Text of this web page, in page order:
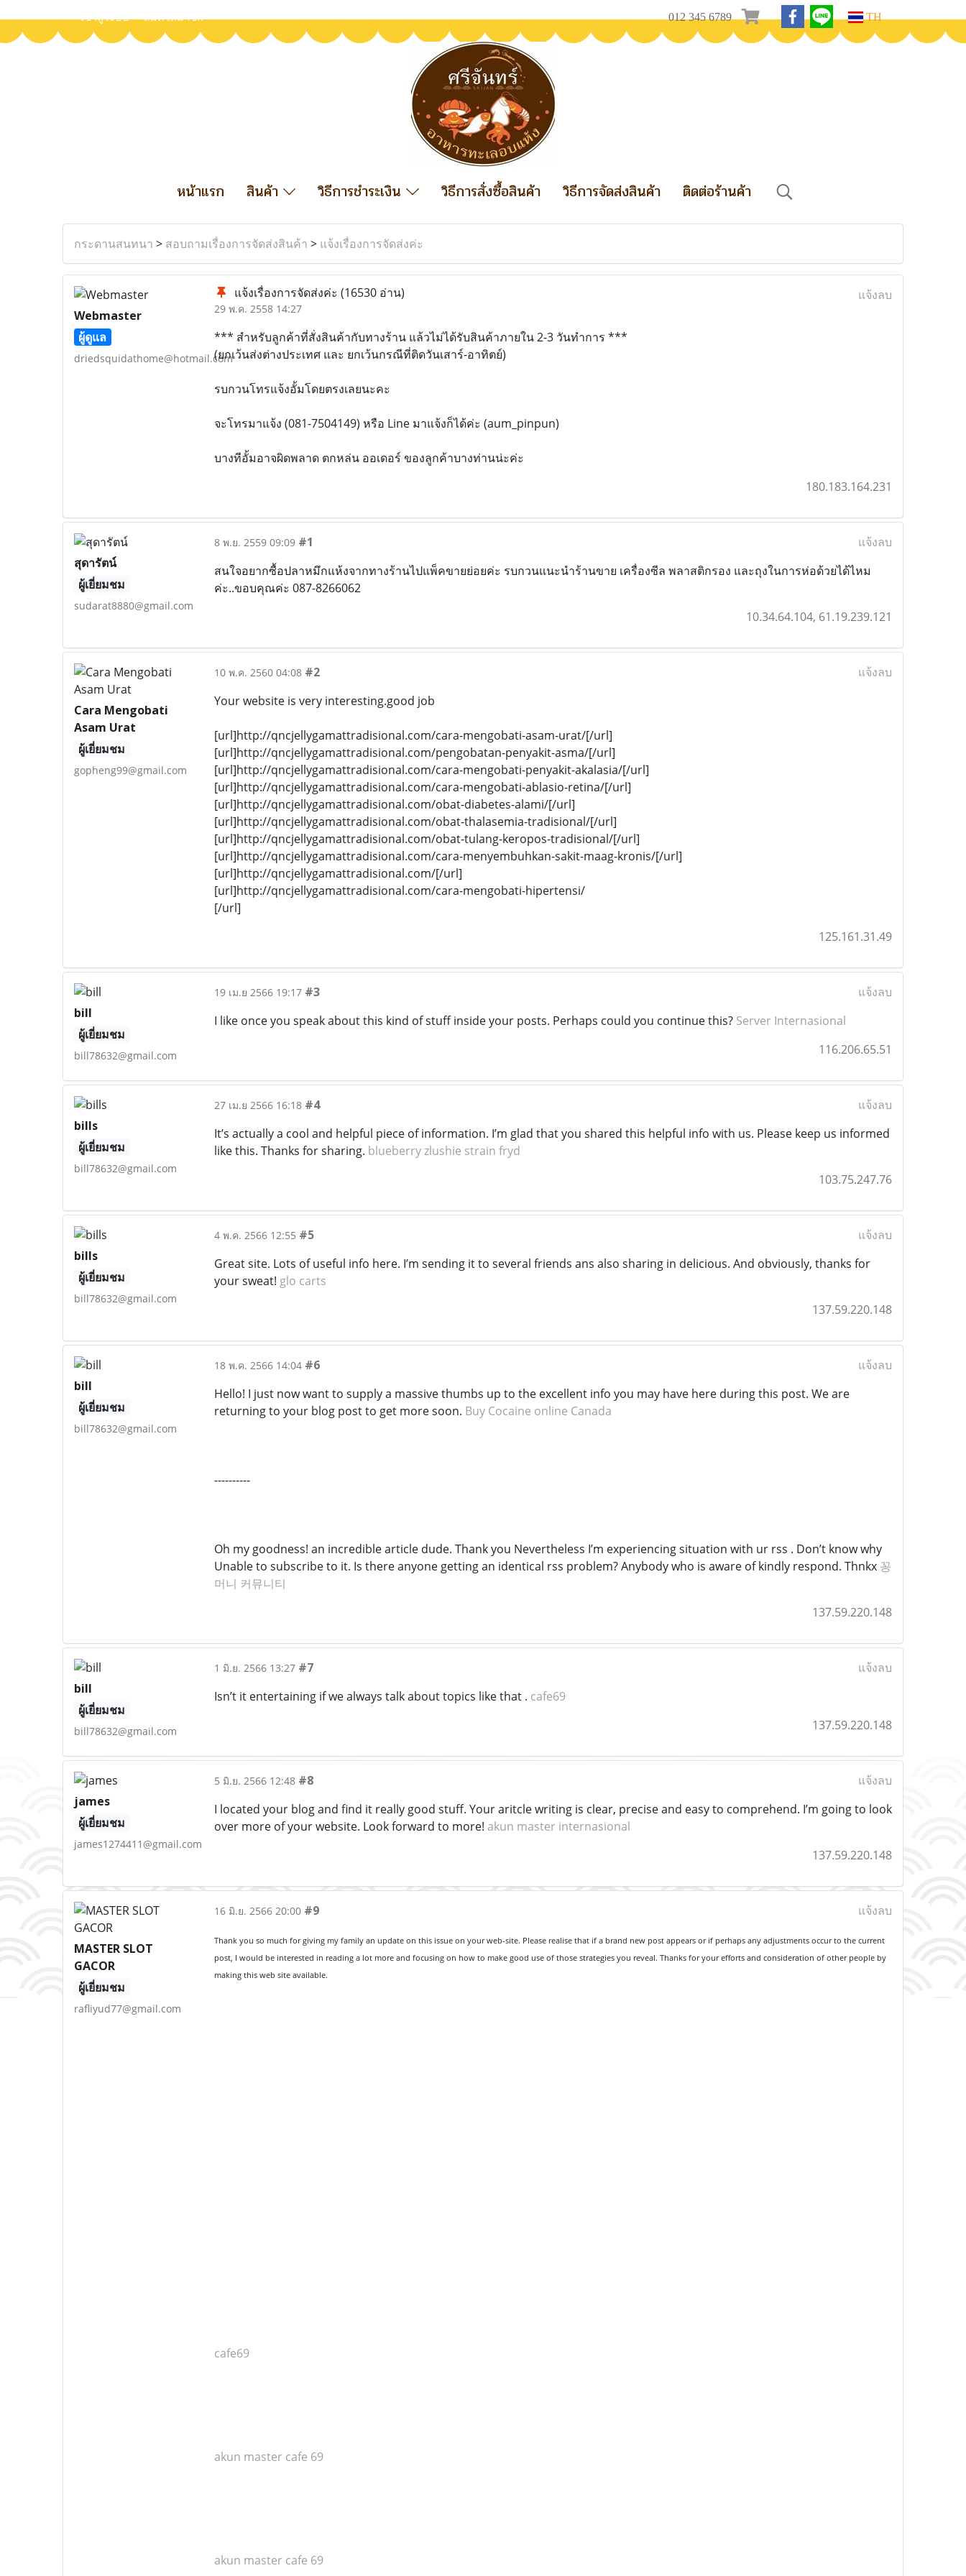
เข้าสู่ระบบ สมัครสมาชิก 012 345 6789 TH
หน้าแรก สินค้า วิธีการชำระเงิน วิธีการสั่งซื้อสินค้า วิธีการจัดส่งสินค้า ติดต่อร้านค้า
กระดานสนทนา > สอบถามเรื่องการจัดส่งสินค้า > แจ้งเรื่องการจัดส่งค่ะ
Webmaster
ผู้ดูแล
driedsquidathome@hotmail.com
แจ้งเรื่องการจัดส่งค่ะ (16530 อ่าน)
29 พ.ค. 2558 14:27
แจ้งลบ
*** สำหรับลูกค้าที่สั่งสินค้ากับทางร้าน แล้วไม่ได้รับสินค้าภายใน 2-3 วันทำการ ***
(ยกเว้นส่งต่างประเทศ และ ยกเว้นกรณีที่ติดวันเสาร์-อาทิตย์)
รบกวนโทรแจ้งอั้มโดยตรงเลยนะคะ
จะโทรมาแจ้ง (081-7504149) หรือ Line มาแจ้งก็ได้ค่ะ (aum_pinpun)
บางทีอั้มอาจผิดพลาด ตกหล่น ออเดอร์ ของลูกค้าบางท่านน่ะค่ะ
180.183.164.231
สุดารัตน์
ผู้เยี่ยมชม
sudarat8880@gmail.com
8 พ.ย. 2559 09:09 #1
แจ้งลบ
สนใจอยากซื้อปลาหมึกแห้งจากทางร้านไปแพ็คขายย่อยค่ะ รบกวนแนะนำร้านขาย เครื่องซีล พลาสติกรอง และถุงในการห่อด้วยได้ไหม
ค่ะ..ขอบคุณค่ะ 087-8266062
10.34.64.104, 61.19.239.121
Cara Mengobati
Asam Urat
ผู้เยี่ยมชม
gopheng99@gmail.com
10 พ.ค. 2560 04:08 #2
แจ้งลบ
Your website is very interesting.good job
[url]http://qncjellygamattradisional.com/cara-mengobati-asam-urat/[/url]
[url]http://qncjellygamattradisional.com/pengobatan-penyakit-asma/[/url]
[url]http://qncjellygamattradisional.com/cara-mengobati-penyakit-akalasia/[/url]
[url]http://qncjellygamattradisional.com/cara-mengobati-ablasio-retina/[/url]
[url]http://qncjellygamattradisional.com/obat-diabetes-alami/[/url]
[url]http://qncjellygamattradisional.com/obat-thalasemia-tradisional/[/url]
[url]http://qncjellygamattradisional.com/obat-tulang-keropos-tradisional/[/url]
[url]http://qncjellygamattradisional.com/cara-menyembuhkan-sakit-maag-kronis/[/url]
[url]http://qncjellygamattradisional.com/[/url]
[url]http://qncjellygamattradisional.com/cara-mengobati-hipertensi/
[/url]
125.161.31.49
bill
ผู้เยี่ยมชม
bill78632@gmail.com
19 เม.ย 2566 19:17 #3
แจ้งลบ
I like once you speak about this kind of stuff inside your posts. Perhaps could you continue this? Server Internasional
116.206.65.51
bills
ผู้เยี่ยมชม
bill78632@gmail.com
27 เม.ย 2566 16:18 #4
แจ้งลบ
It’s actually a cool and helpful piece of information. I’m glad that you shared this helpful info with us. Please keep us informed
like this. Thanks for sharing. blueberry zlushie strain fryd
103.75.247.76
bills
ผู้เยี่ยมชม
bill78632@gmail.com
4 พ.ค. 2566 12:55 #5
แจ้งลบ
Great site. Lots of useful info here. I’m sending it to several friends ans also sharing in delicious. And obviously, thanks for
your sweat! glo carts
137.59.220.148
bill
ผู้เยี่ยมชม
bill78632@gmail.com
18 พ.ค. 2566 14:04 #6
แจ้งลบ
Hello! I just now want to supply a massive thumbs up to the excellent info you may have here during this post. We are
returning to your blog post to get more soon. Buy Cocaine online Canada
----------
Oh my goodness! an incredible article dude. Thank you Nevertheless I’m experiencing situation with ur rss . Don’t know why
Unable to subscribe to it. Is there anyone getting an identical rss problem? Anybody who is aware of kindly respond. Thnkx 꽁
머니 커뮤니티
137.59.220.148
bill
ผู้เยี่ยมชม
bill78632@gmail.com
1 มิ.ย. 2566 13:27 #7
แจ้งลบ
Isn’t it entertaining if we always talk about topics like that . cafe69
137.59.220.148
james
ผู้เยี่ยมชม
james1274411@gmail.com
5 มิ.ย. 2566 12:48 #8
แจ้งลบ
I located your blog and find it really good stuff. Your aritcle writing is clear, precise and easy to comprehend. I’m going to look
over more of your website. Look forward to more! akun master internasional
137.59.220.148
MASTER SLOT
GACOR
ผู้เยี่ยมชม
rafliyud77@gmail.com
16 มิ.ย. 2566 20:00 #9 แจ้งลบ
Thank you so much for giving my family an update on this issue on your web-site. Please realise that if a brand new post appears or if perhaps any adjustments occur to the current
post, I would be interested in reading a lot more and focusing on how to make good use of those strategies you reveal. Thanks for your efforts and consideration of other people by
making this web site available.
cafe69
akun master cafe 69
akun master cafe 69